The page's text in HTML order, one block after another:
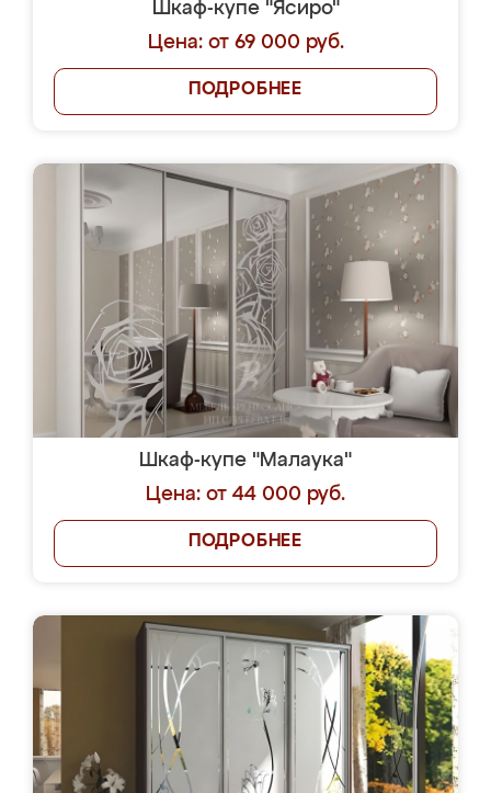
Шкаф-купе "Ясиро"
Цена: от 69 000 руб.
ПОДРОБНЕЕ
Шкаф-купе "Малаука"
Цена: от 44 000 руб.
ПОДРОБНЕЕ